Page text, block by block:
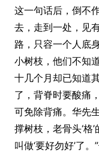
这一句话后，倒不
去，走到一处，见
路，只容一个人底
小树枝，他们不知
十几个月却已知道
了，背脊时要酸痛
可免除背痛。华先
撑树枝，老骨头‘格
叫做‘要好勿好’了